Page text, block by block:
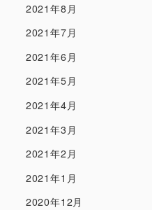
2021年8月
2021年7月
2021年6月
2021年5月
2021年4月
2021年3月
2021年2月
2021年1月
2020年12月